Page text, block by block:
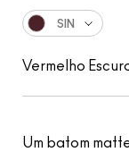
Um batom
SIN
Vermelho